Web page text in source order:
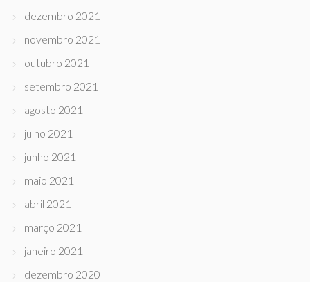
dezembro 2021
novembro 2021
outubro 2021
setembro 2021
agosto 2021
julho 2021
junho 2021
maio 2021
abril 2021
março 2021
janeiro 2021
dezembro 2020